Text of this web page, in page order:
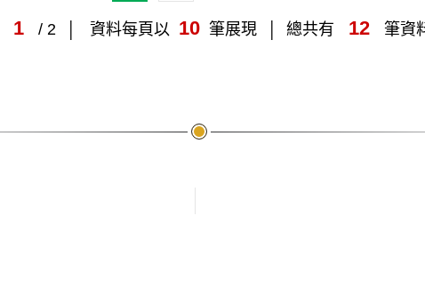
1 / 2 資料每頁以 10 筆展現 總共有 12 筆資